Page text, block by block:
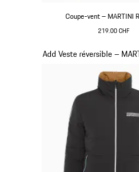
Coupe-vent – MARTINI
219.00 CHF
Add Veste réversible –
Diapositive 11 sur 20